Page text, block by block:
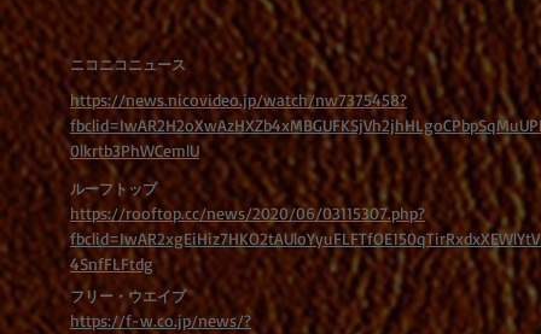
ニコニコニュース
https://news.nicovideo.jp/watch/nw7375458?
0lkrtb3PhWCemlU
ルーフトップ
https://rooftop.cc/news/2020/06/03115307.php?
4SnfFLFtdg
フリー・ウエイブ
https://f-w.co.jp/news/?